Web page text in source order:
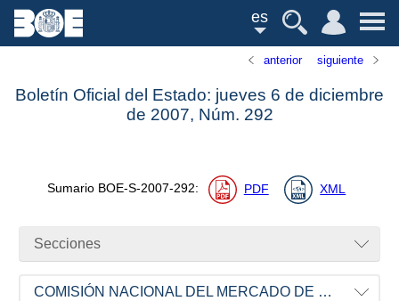
es
anterior siguiente
Boletín Oficial del Estado: jueves 6 de diciembre
de 2007, Núm. 292
Sumario BOE-S-2007-292: PDF XML
Secciones
COMISIÓN NACIONAL DEL MERCADO DE VALORES